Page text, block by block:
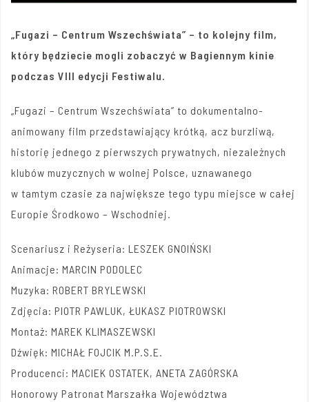
„Fugazi – Centrum Wszechświata” – to kolejny film,
który będziecie mogli zobaczyć w Bagiennym kinie
podczas VIII edycji Festiwalu.
„Fugazi – Centrum Wszechświata” to dokumentalno-
animowany film przedstawiający krótką, acz burzliwą,
historię jednego z pierwszych prywatnych, niezależnych
klubów muzycznych w wolnej Polsce, uznawanego
w tamtym czasie za największe tego typu miejsce w całej
Europie Środkowo – Wschodniej.
Scenariusz i Reżyseria: LESZEK GNOIŃSKI
Animacje: MARCIN PODOLEC
Muzyka: ROBERT BRYLEWSKI
Zdjęcia: PIOTR PAWLUK, ŁUKASZ PIOTROWSKI
Montaż: MAREK KLIMASZEWSKI
Dźwięk: MICHAŁ FOJCIK M.P.S.E.
Producenci: MACIEK OSTATEK, ANETA ZAGÓRSKA
Honorowy Patronat Marszałka Województwa